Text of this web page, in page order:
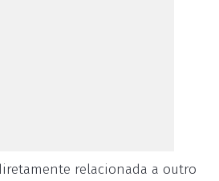
relacionada a outro